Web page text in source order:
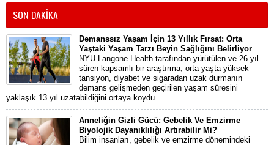
SON DAKİKA
Demanssız Yaşam İçin 13 Yıllık Fırsat: Orta
Yaştaki Yaşam Tarzı Beyin Sağlığını Belirliyor
NYU Langone Health tarafından yürütülen ve 26 yıl
süren kapsamlı bir araştırma, orta yaşta yüksek
tansiyon, diyabet ve sigaradan uzak durmanın
demans gelişmeden geçirilen yaşam süresini
yaklaşık 13 yıl uzatabildiğini ortaya koydu.
Anneliğin Gizli Gücü: Gebelik Ve Emzirme
Biyolojik Dayanıklılığı Artırabilir Mi?
Bilim insanları, gebelik ve emzirme dönemindeki